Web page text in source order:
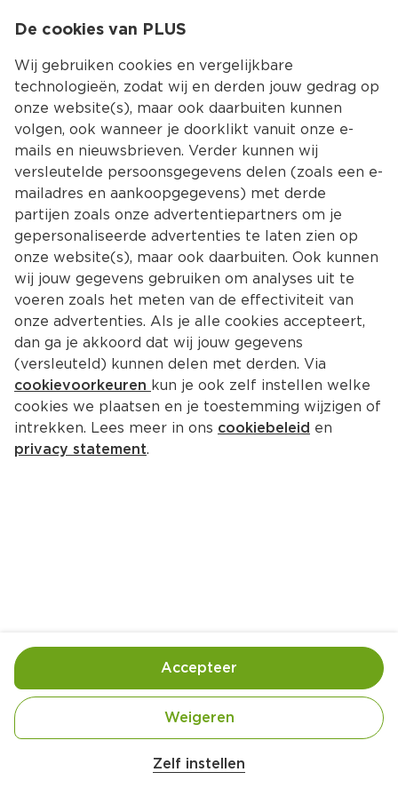
Kies jouw
Terug Producten
Lipton Raspberry
Per Krimp 1000 ml
Handige informatie over dit product
Blik met statiegeld
Rainforest Alliance people and nature
De cookies van PLUS
Wij gebruiken cookies en vergelijkbare
technologieën, zodat wij en derden jouw gedrag op
onze website(s), maar ook daarbuiten kunnen
volgen, ook wanneer je doorklikt vanuit onze e-
mails en nieuwsbrieven. Verder kunnen wij
versleutelde persoonsgegevens delen (zoals een e-
mailadres en aankoopgegevens) met derde
partijen zoals onze advertentiepartners om je
gepersonaliseerde advertenties te laten zien op
onze website(s), maar ook daarbuiten. Ook kunnen
wij jouw gegevens gebruiken om analyses uit te
voeren zoals het meten van de effectiviteit van
onze advertenties. Als je alle cookies accepteert,
dan ga je akkoord dat wij jouw gegevens
(versleuteld) kunnen delen met derden. Via
cookievoorkeuren kun je ook zelf instellen welke
cookies we plaatsen en je toestemming wijzigen of
intrekken. Lees meer in ons cookiebeleid en
privacy statement.
Zelf instellen
Weigeren
Accepteer